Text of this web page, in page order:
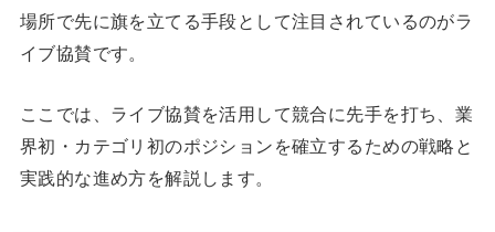
場所で先に旗を立てる手段として注目されているのがラ
イブ協賛です。
ここでは、ライブ協賛を活用して競合に先手を打ち、業
界初・カテゴリ初のポジションを確立するための戦略と
実践的な進め方を解説します。